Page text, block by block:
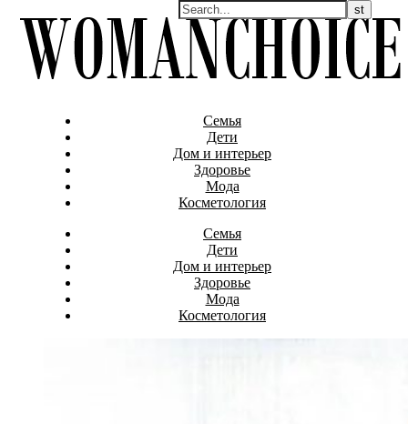
Семья
Дети
Дом и интерьер
Здоровье
Мода
Косметология
Семья
Дети
Дом и интерьер
Здоровье
Мода
Косметология